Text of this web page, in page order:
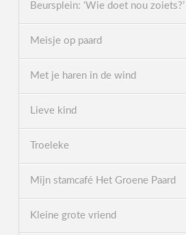
Beursplein: ‘Wie doet nou zoiets?’
Meisje op paard
Met je haren in de wind
Lieve kind
Troeleke
Mijn stamcafé Het Groene Paard
Kleine grote vriend